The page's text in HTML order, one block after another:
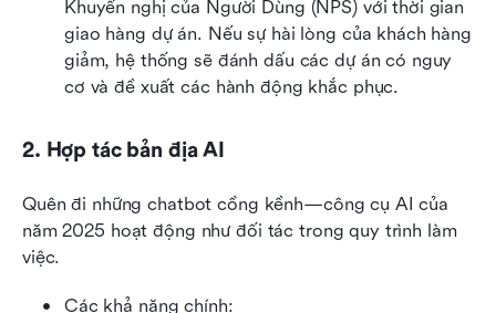
Khuyến nghị của Người Dùng (NPS) với thời gian
giao hàng dự án. Nếu sự hài lòng của khách hàng
giảm, hệ thống sẽ đánh dấu các dự án có nguy
cơ và đề xuất các hành động khắc phục.
2. Hợp tác bản địa AI
Quên đi những chatbot cồng kềnh—công cụ AI của
năm 2025 hoạt động như đối tác trong quy trình làm
việc.
Các khả năng chính: